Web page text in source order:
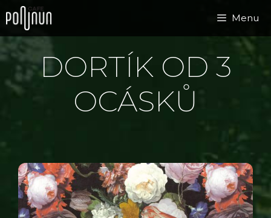
Přeskočit
na
obsah
Menu
DORTÍK OD 3
OCÁSKŮ